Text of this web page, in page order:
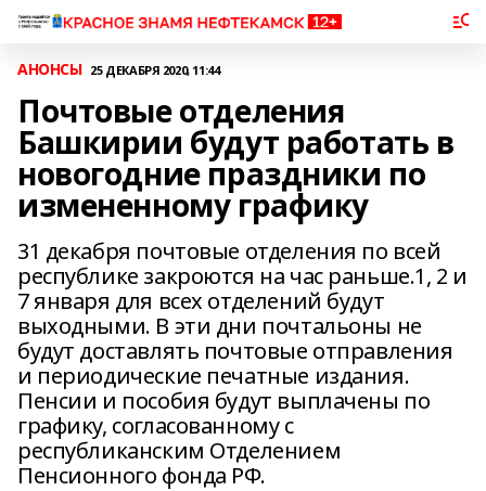
АНОНСЫ 25 ДЕКАБРЯ 2020, 11:44
Почтовые отделения
Башкирии будут работать в
новогодние праздники по
измененному графику
31 декабря почтовые отделения по всей
республике закроются на час раньше.1, 2 и
7 января для всех отделений будут
выходными. В эти дни почтальоны не
будут доставлять почтовые отправления
и периодические печатные издания.
Пенсии и пособия будут выплачены по
графику, согласованному с
республиканским Отделением
Пенсионного фонда РФ.